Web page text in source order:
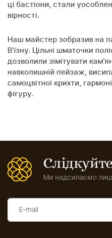
ці бастіони, стали
вірності.
Наш майстер зобразив на
В'їзну. Цільні шматочки
дозволили зімітувати
навколишній пейзаж,
самоцвітної крихти,
фігуру.
Ми надсилаємо